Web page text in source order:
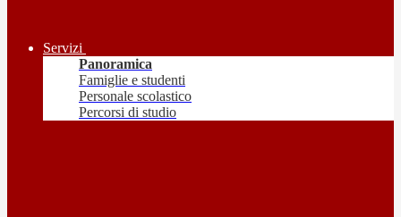
Servizi
Panoramica
Famiglie e studenti
Personale scolastico
Percorsi di studio